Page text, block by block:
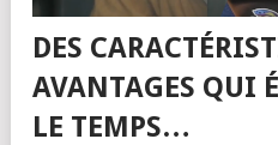
DES
AVANTAGES QUI
LE TEMPS…